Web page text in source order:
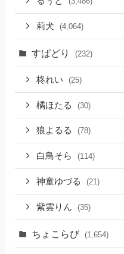
莉犬 (4,064)
すぱどり (232)
柊れい (25)
橘ほたる (30)
狼よるる (78)
白鳥そら (114)
神童ゆづる (21)
紫雲りん (35)
ちょこらび (1,654)